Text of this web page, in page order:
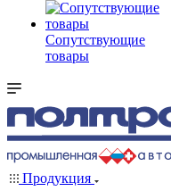
Сопутствующие
товары
Продукция